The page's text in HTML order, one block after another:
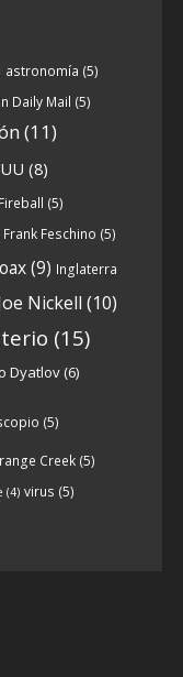
on facebook
8211-
la madre
astronomía (5)
Daily Mail (5)
(11)
(8)
Fireball (5)
Frank Feschino (5)
(9) Inglaterra
Nickell (10)
(15)
Dyatlov(6)
(5)
Creek(5)
(4) virus (5)